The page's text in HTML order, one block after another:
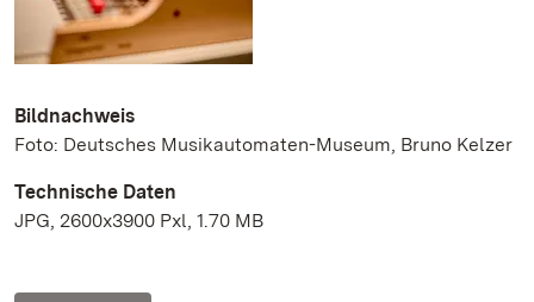
Bildnachweis
Foto: Deutsches Musikautomaten-Museum, Bruno Kelzer
Technische Daten
JPG, 2600x3900 Pxl, 1.70 MB